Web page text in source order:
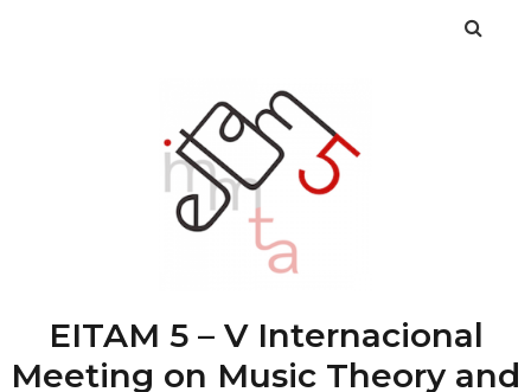
EITAM 5 – V Internacional
Meeting on Music Theory and